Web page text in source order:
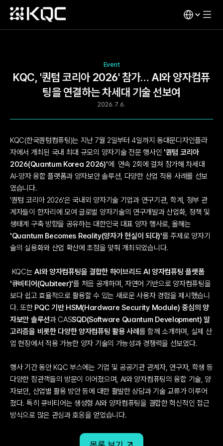
Event
KQC, '퀀텀 코리아 2026' 참가… AI와 양자컴퓨
팅을 연결하는 차세대 기술 선보여
2026. 7. 6.
KQC(한국퀀텀컴퓨팅)는 지난 7월 2일부터 4일까지 동대문디자인플라
자에서 개최된 국내 최대 규모의 양자기술 전문 행사인 '퀀텀 코리아
2026(Quantum Korea 2026)'​에  연속 2회에 걸쳐 참가해 차세대
AI-양자 융합 플랫폼과 양자보안 솔루션, 다양한 산업 적용 사례를 선보
였습니다.
'퀀텀 코리아 2026'은 국내외 양자기술 기업과 연구기관, 학계, 정부 관
계자들이 한자리에 모여 글로벌 양자기술의 연구개발과 산업화, 정책 및
'Quantum Becomes Reality(양자가 현실이 되다)'​를 주제로 양자기
술의 실용화와 산업 확산에 초점을 맞춰 개최되었습니다.
KQC는 AI와 양자컴퓨팅을 결합한 하이브리드 AI 양자컴퓨팅 플랫폼
'큐비티어(Qubiteer)'​를 처음 공개하며, 자연어 기반으로 양자컴퓨팅을
보다 쉽고 효율적으로 활용할 수 있는 새로운 사용자 경험을 제시했습니
다. 또한 PQC 기반 HSM(Hardware Security Module) 중심의 양
자보안 솔루션​과 CASSQD(Software Quantum Development) 알
고리즘을 비롯한 다양한 양자컴퓨팅 활용 사례​를 함께 소개하며, 실제 산
업 현장에서 적용 가능한 양자 기술의 가능성과 경쟁력을 선보였다.
행사 기간 동안 KQC 부스에는 기업 및 공공기관 관계자, 연구자, 학생 등
다양한 참관객들의 방문이 이어졌으며, AI와 양자컴퓨팅의 융합 기술, 양
자보안, 산업별 활용 방안 등에 대한 활발한 상담과 기술 교류가 이루어
졌다. 특히 큐비티어는 생성형 AI와 양자컴퓨팅을 결합한 혁신적인 접근
방식으로 많은 관심과 호응을 얻었습니다.